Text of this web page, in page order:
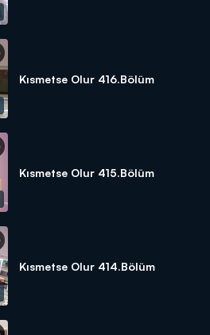
Kısmetse Olur 416.Bölüm
Kısmetse Olur 415.Bölüm
Kısmetse Olur 414.Bölüm